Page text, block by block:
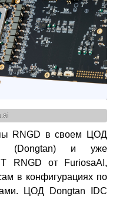
RNGD в своем ЦОД
(Dongtan) и уже
RNGD от FuriosaAI,
в конфигурациях по
ЦОД Dongtan IDC